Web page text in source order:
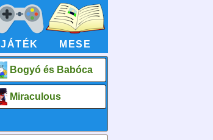
JÁTÉK MESE
Bogyó és Babóca
Miraculous